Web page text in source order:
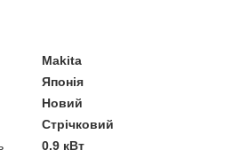
Makita
Японія
Новий
Стрічковий
0.9 кВт